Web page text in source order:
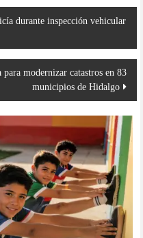
durante inspección vehicular
modernizar catastros en 83
municipios de Hidalgo